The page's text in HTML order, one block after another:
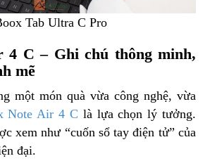
Tab Ultra C Pro
4 C – Ghi chú thông minh,
mẽ
một món quà vừa công nghệ, vừa
Note Air 4 C là lựa chọn lý tưởng.
xem như “cuốn sổ tay điện tử” của
đại.